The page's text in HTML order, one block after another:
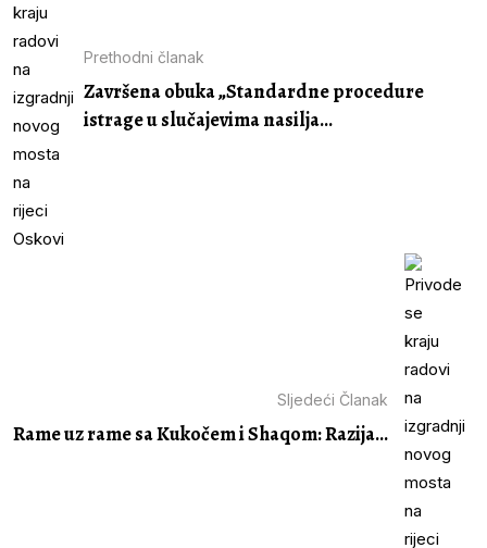
Prethodni članak
Završena obuka „Standardne procedure
istrage u slučajevima nasilja...
Sljedeći Članak
Rame uz rame sa Kukočem i Shaqom: Razija...